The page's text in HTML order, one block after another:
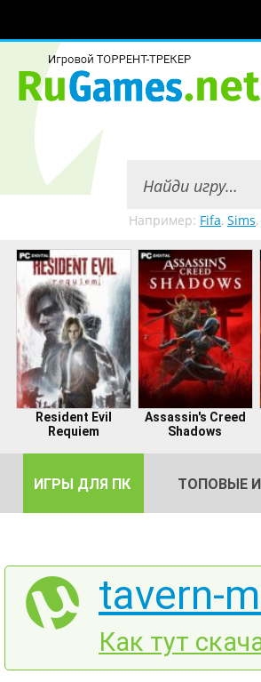
Например: Fifa, Sims,
Resident Evil
Requiem
Assassin's Creed
Shadows
ИГРЫ ДЛЯ ПК ТОПОВЫЕ
tavern-
Как тут